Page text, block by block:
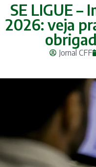
SE LIGUE –
2026: veja
Jornal CFF